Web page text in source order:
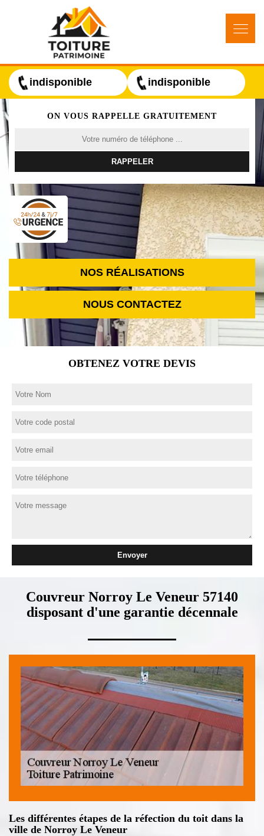
indisponible indisponible
ON VOUS RAPPELLE GRATUITEMENT
NOS RÉALISATIONS
NOUS CONTACTEZ
OBTENEZ VOTRE DEVIS
Couvreur Norroy Le Veneur 57140
disposant d'une garantie décennale
Les différentes étapes de la réfection du toit dans la
ville de Norroy Le Veneur